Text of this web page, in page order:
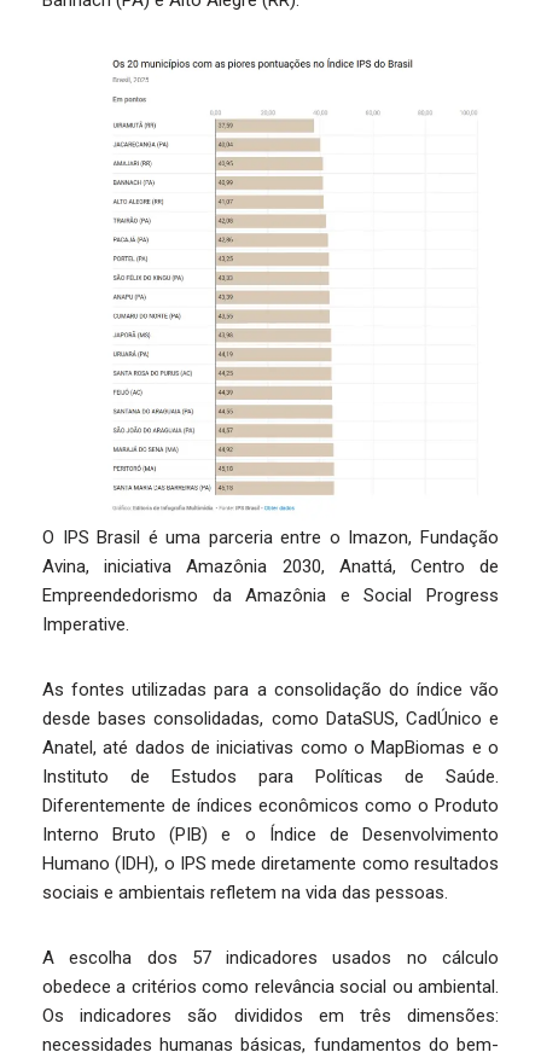
O IPS Brasil é uma parceria entre o Imazon, Fundação
Avina, iniciativa Amazônia 2030, Anattá, Centro de
Empreendedorismo da Amazônia e Social Progress
Imperative.
As fontes utilizadas para a consolidação do índice vão
desde bases consolidadas, como DataSUS, CadÚnico e
Anatel, até dados de iniciativas como o MapBiomas e o
Instituto de Estudos para Políticas de Saúde.
Diferentemente de índices econômicos como o Produto
Interno Bruto (PIB) e o Índice de Desenvolvimento
Humano (IDH), o IPS mede diretamente como resultados
sociais e ambientais refletem na vida das pessoas.
A escolha dos 57 indicadores usados no cálculo
obedece a critérios como relevância social ou ambiental.
Os indicadores são divididos em três dimensões:
necessidades humanas básicas, fundamentos do bem-